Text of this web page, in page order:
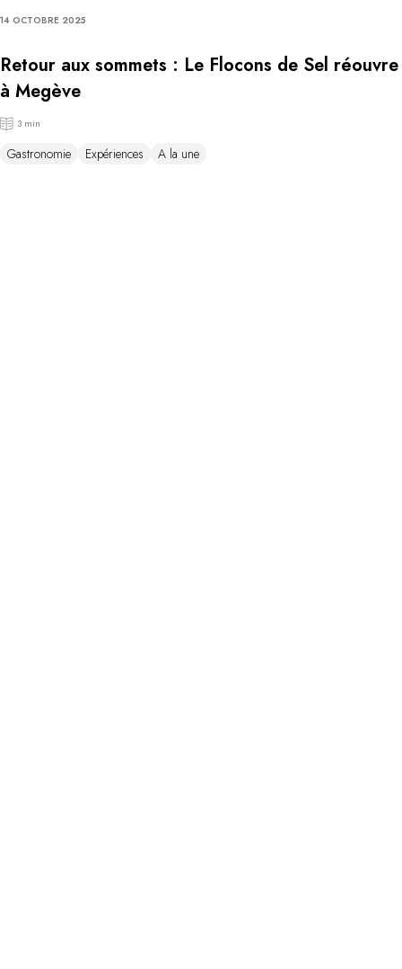
14 OCTOBRE 2025
Retour aux sommets : Le Flocons de Sel réouvre
à Megève
3 min
Gastronomie Expériences A la une